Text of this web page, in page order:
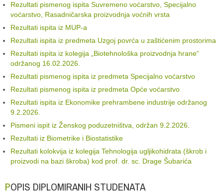
Rezultati pismenog ispita Suvremeno voćarstvo, Specijalno
voćarstvo, Rasadničarska proizvodnja voćnih vrsta
Rezultati ispita iz MUP-a
Rezultati ispita iz predmeta Uzgoj povrća u zaštićenim prostorima
Rezultati ispita iz kolegija „Biotehnološka proizvodnja hrane“
održanog 16.02.2026.
Rezultati pismenog ispita iz predmeta Specijalno voćarstvo
Rezultati pismenog ispita iz predmeta Opće voćarstvo
Rezultati ispita iz Ekonomike prehrambene industrije održanog
9.2.2026.
Pismeni ispit iz Ženskog poduzetništva, održan 9.2.2026.
Rezultati iz Biometrike i Biostatistike
Rezultati kolokvija iz kolegija Tehnologija ugljikohidrata (škrob i
proizvodi na bazi škroba) kod prof. dr. sc. Drage Šubarića
POPIS DIPLOMIRANIH STUDENATA